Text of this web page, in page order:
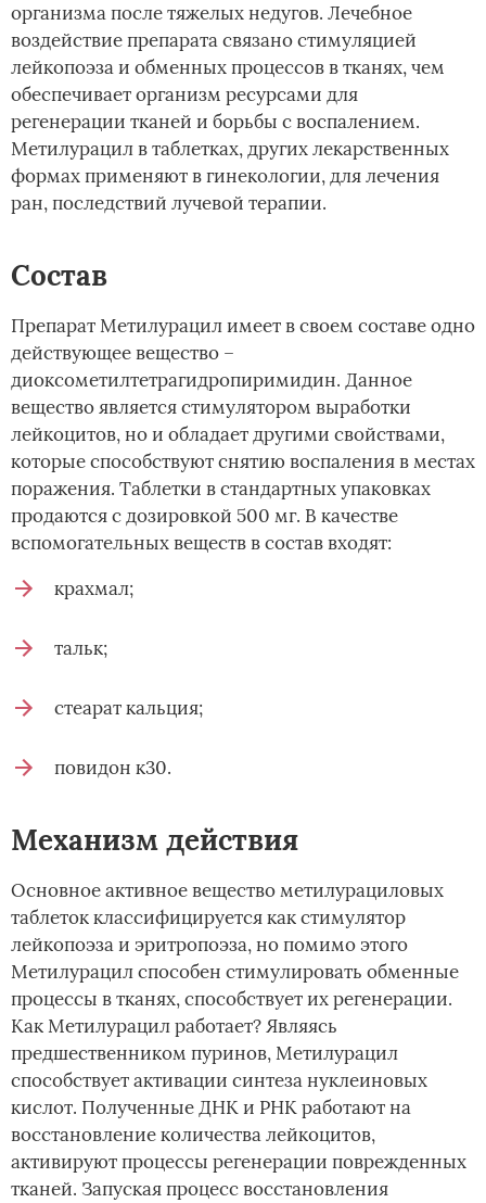
организма после тяжелых недугов. Лечебное
воздействие препарата связано стимуляцией
лейкопоэза и обменных процессов в тканях, чем
обеспечивает организм ресурсами для
регенерации тканей и борьбы с воспалением.
Метилурацил в таблетках, других лекарственных
формах применяют в гинекологии, для лечения
ран, последствий лучевой терапии.
Состав
Препарат Метилурацил имеет в своем составе одно
действующее вещество –
диоксометилтетрагидропиримидин. Данное
вещество является стимулятором выработки
лейкоцитов, но и обладает другими свойствами,
которые способствуют снятию воспаления в местах
поражения. Таблетки в стандартных упаковках
продаются с дозировкой 500 мг. В качестве
вспомогательных веществ в состав входят:
крахмал;
тальк;
стеарат кальция;
повидон к30.
Механизм действия
Основное активное вещество метилурациловых
таблеток классифицируется как стимулятор
лейкопоэза и эритропоэза, но помимо этого
Метилурацил способен стимулировать обменные
процессы в тканях, способствует их регенерации.
Как Метилурацил работает? Являясь
предшественником пуринов, Метилурацил
способствует активации синтеза нуклеиновых
кислот. Полученные ДНК и РНК работают на
восстановление количества лейкоцитов,
активируют процессы регенерации поврежденных
тканей. Запуская процесс восстановления